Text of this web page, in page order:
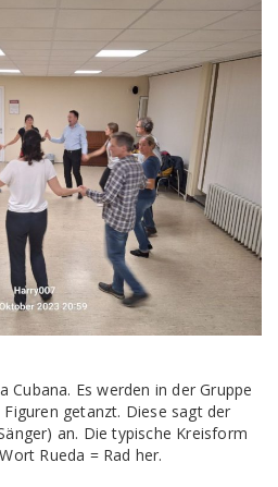
Cubana. Es werden in der Gruppe
getanzt. Diese sagt der
an. Die typische Kreisform
Rueda = Rad her.